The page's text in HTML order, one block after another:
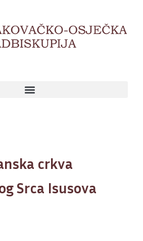
crkva
Srca Isusova